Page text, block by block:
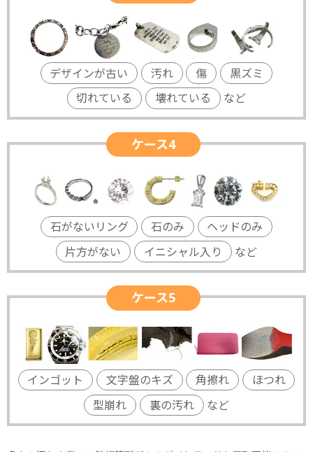
デザインが古い 汚れ 傷
黒ズミ
切れている
壊れている など
ケース4
石がないリング 石のみ
ヘッドのみ
片方がない
イニシャル入り など
ケース5
インゴット 文字盤のキズ 角擦れ
ほつれ
型崩れ
裏の汚れ など